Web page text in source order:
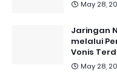
May 28,
Jaringan
melalui
Vonis
May 28,